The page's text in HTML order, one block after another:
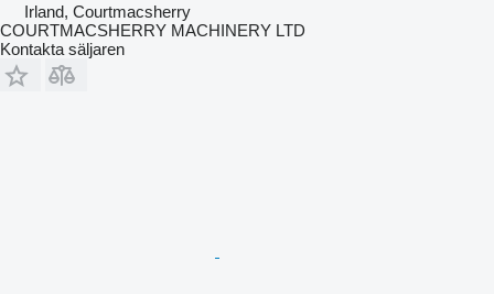
Irland, Courtmacsherry
COURTMACSHERRY MACHINERY LTD
Kontakta säljaren